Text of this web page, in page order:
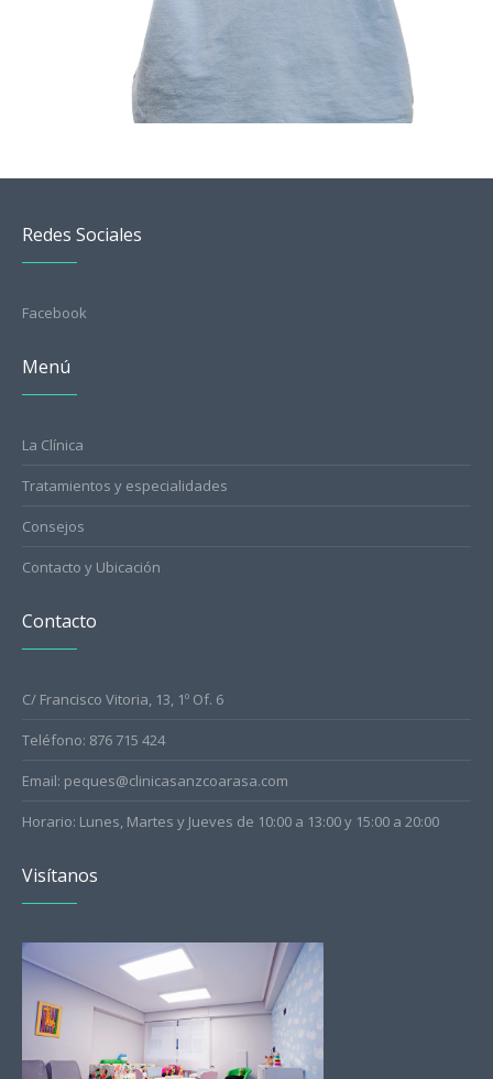
Redes Sociales
Facebook
Menú
La Clínica
Tratamientos y especialidades
Consejos
Contacto y Ubicación
Contacto
C/ Francisco Vitoria, 13, 1º Of. 6
Teléfono: 876 715 424
Email: peques@clinicasanzcoarasa.com
Horario: Lunes, Martes y Jueves de 10:00 a 13:00 y 15:00 a 20:00
Visítanos